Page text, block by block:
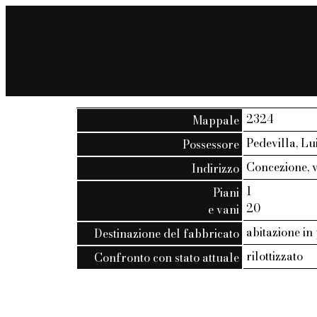
Mappale 2324
Possessore Pedevilla,
Indirizzo Concezione,
Piani
e vani
1
20
Destinazione del fabbricato abitazione
Confronto con stato attuale rilottizzato